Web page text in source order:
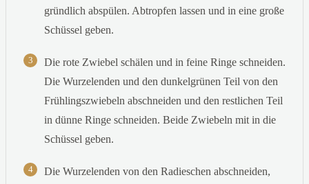
gründlich abspülen. Abtropfen lassen und in eine große
Schüssel geben.
3
Die rote Zwiebel schälen und in feine Ringe schneiden.
Die Wurzelenden und den dunkelgrünen Teil von den
Frühlingszwiebeln abschneiden und den restlichen Teil
in dünne Ringe schneiden. Beide Zwiebeln mit in die
Schüssel geben.
4
Die Wurzelenden von den Radieschen abschneiden,